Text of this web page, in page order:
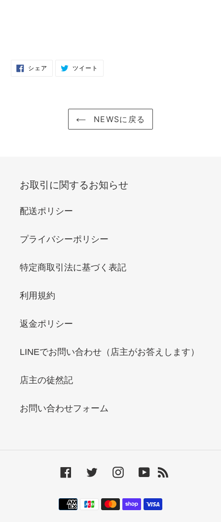
シェア FACEBOOKツイート
NEWSに戻る
お取引に関するお知らせ
配送ポリシー
プライバシーポリシー
特定商取引法に基づく表記
利用規約
返金ポリシー
LINEでお問い合わせ（店主がお答えします）
店主の徒然記
お問い合わせフォーム
FacebookTwitterInstagramYouTube
決
済